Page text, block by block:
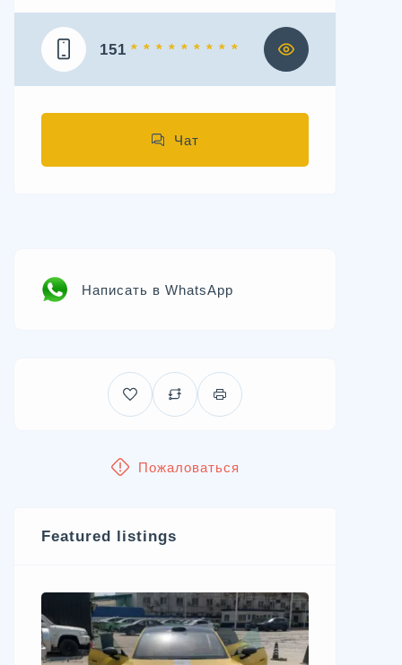
151 * * * * * * * * *
Чат
Написать в WhatsApp
Пожаловаться
Featured listings